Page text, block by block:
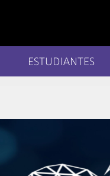
ESTUDIANTES